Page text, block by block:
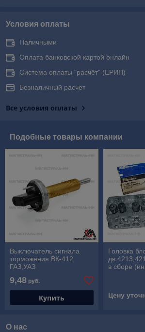
Условия оплаты
Наличными
Оплата банковской картой онлайн
Система оплаты "расчёт" (ЕРИП)
Безналичный расчет
Все условия оплаты
Подобные товары компании
Выключатель сигнала
торможения ВК-412
ГАЗ,УАЗ
9,48 руб.
Купить
Головка
в сборе
Цену
О нас